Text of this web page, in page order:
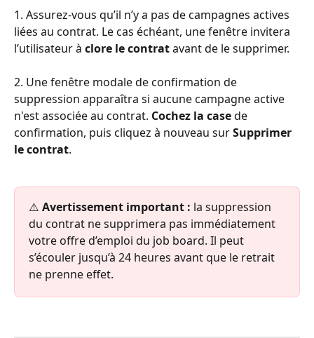
1. Assurez-vous qu’il n’y a pas de campagnes actives
liées au contrat. Le cas échéant, une fenêtre invitera
l’utilisateur à clore le contrat avant de le supprimer.
2. Une fenêtre modale de confirmation de
suppression apparaîtra si aucune campagne active
n'est associée au contrat. Cochez la case de
confirmation, puis cliquez à nouveau sur Supprimer
le contrat.
⚠️ Avertissement important : la suppression
du contrat ne supprimera pas immédiatement
votre offre d’emploi du job board. Il peut
s’écouler jusqu’à 24 heures avant que le retrait
ne prenne effet.